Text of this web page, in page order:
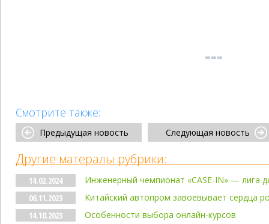
Смотрите также:
Предыдущая новость Следующая новость
Другие матералы рубрики:
14.02.2024
Инженерный чемпионат «CASE-IN» — лига
06.11.2023
Китайский автопром завоевывает сердца
14.10.2023
Особенности выбора онлайн-курсов